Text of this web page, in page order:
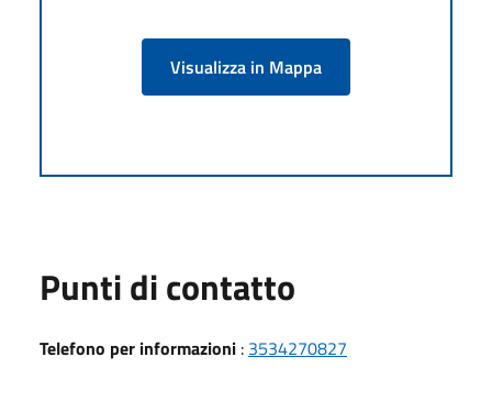
Visualizza in Mappa
Punti di contatto
Telefono per informazioni : 3534270827